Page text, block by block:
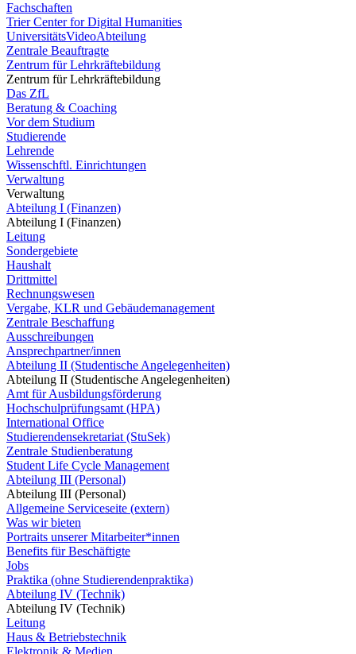
Fachschaften
Trier Center for Digital Humanities
UniversitätsVideoAbteilung
Zentrale Beauftragte
Zentrum für Lehrkräftebildung
Zentrum für Lehrkräftebildung
Das ZfL
Beratung & Coaching
Vor dem Studium
Studierende
Lehrende
Wissenschftl. Einrichtungen
Verwaltung
Verwaltung
Abteilung I (Finanzen)
Abteilung I (Finanzen)
Leitung
Sondergebiete
Haushalt
Drittmittel
Rechnungswesen
Vergabe, KLR und Gebäudemanagement
Zentrale Beschaffung
Ausschreibungen
Ansprechpartner/innen
Abteilung II (Studentische Angelegenheiten)
Abteilung II (Studentische Angelegenheiten)
Amt für Ausbildungsförderung
Hochschulprüfungsamt (HPA)
International Office
Studierendensekretariat (StuSek)
Zentrale Studienberatung
Student Life Cycle Management
Abteilung III (Personal)
Abteilung III (Personal)
Allgemeine Serviceseite (extern)
Was wir bieten
Portraits unserer Mitarbeiter*innen
Benefits für Beschäftigte
Jobs
Praktika (ohne Studierendenpraktika)
Abteilung IV (Technik)
Abteilung IV (Technik)
Leitung
Haus & Betriebstechnik
Elektronik & Medien